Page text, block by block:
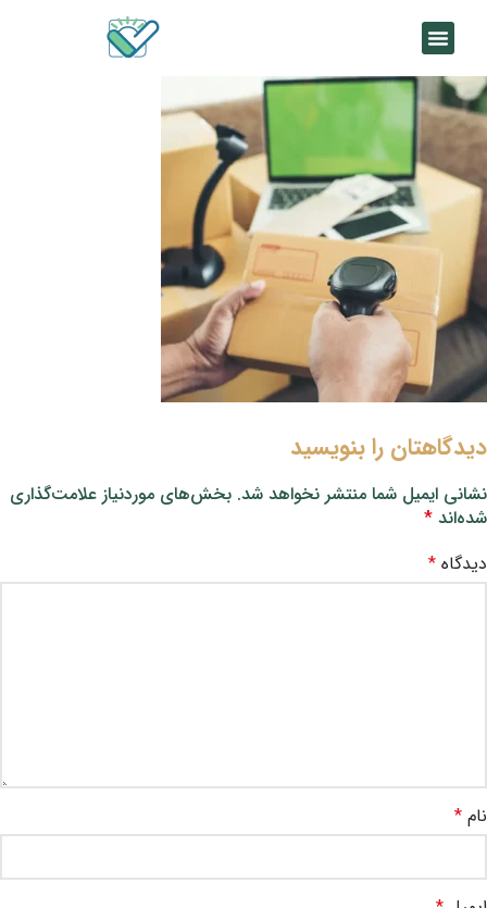
دیدگاهتان را بنویسید
نشانی ایمیل شما منتشر نخواهد شد. بخش‌های موردنیاز علامت‌گذاری
شده‌اند *
دیدگاه *
نام *